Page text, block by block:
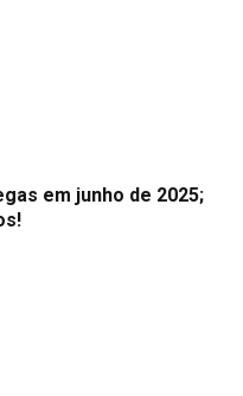
em junho de 2025;